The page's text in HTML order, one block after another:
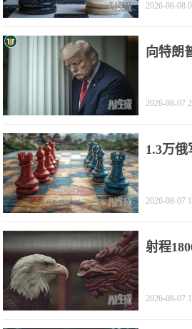
2026-08-08
向特朗
2026-08-07
1.3万
2026-08-07
射程
2026-08-07